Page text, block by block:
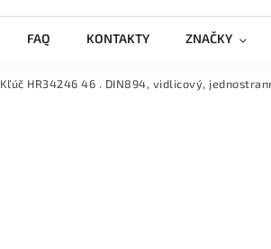
FAQ KONTAKTY ZNAČKY
Kľúč HR34246 46 . DIN894, vidlicový,